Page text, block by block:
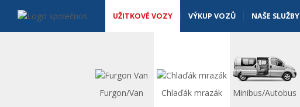
UŽITKOVÉ VOZY VÝKUP VOZŮ NAŠE SLUŽBY
Furgon/Van Chlaďák mrazák Minibus/Autobus